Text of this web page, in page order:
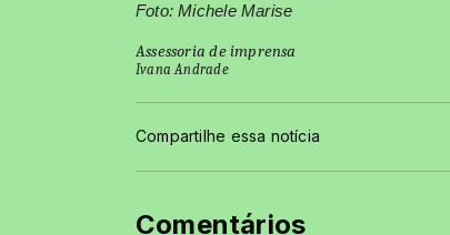
Foto: Michele Marise
Assessoria de imprensa
Ivana Andrade
Compartilhe essa notícia
Comentários